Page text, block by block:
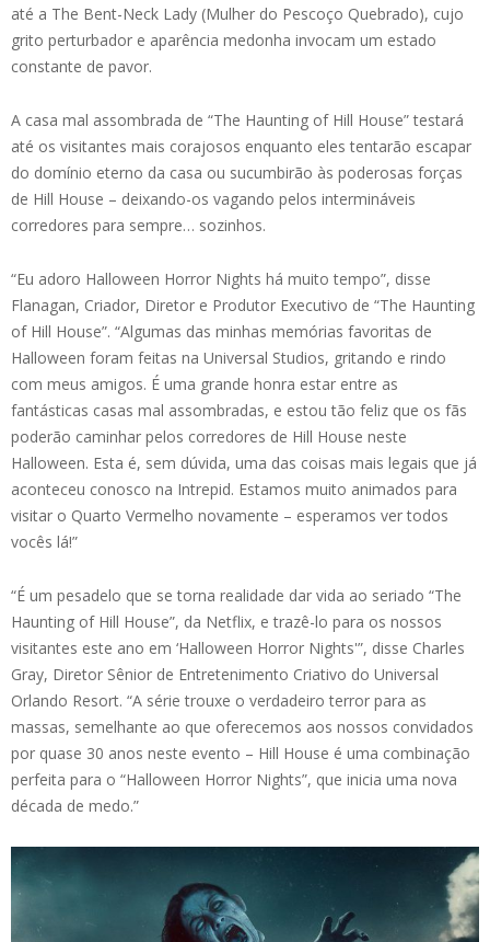
até a The Bent-Neck Lady (Mulher do Pescoço Quebrado), cujo
grito perturbador e aparência medonha invocam um estado
constante de pavor.
A casa mal assombrada de “The Haunting of Hill House” testará
até os visitantes mais corajosos enquanto eles tentarão escapar
do domínio eterno da casa ou sucumbirão às poderosas forças
de Hill House – deixando-os vagando pelos intermináveis
corredores para sempre… sozinhos.
“Eu adoro Halloween Horror Nights há muito tempo”, disse
Flanagan, Criador, Diretor e Produtor Executivo de “The Haunting
of Hill House”. “Algumas das minhas memórias favoritas de
Halloween foram feitas na Universal Studios, gritando e rindo
com meus amigos. É uma grande honra estar entre as
fantásticas casas mal assombradas, e estou tão feliz que os fãs
poderão caminhar pelos corredores de Hill House neste
Halloween. Esta é, sem dúvida, uma das coisas mais legais que já
aconteceu conosco na Intrepid. Estamos muito animados para
visitar o Quarto Vermelho novamente – esperamos ver todos
vocês lá!”
“É um pesadelo que se torna realidade dar vida ao seriado “The
Haunting of Hill House”, da Netflix, e trazê-lo para os nossos
visitantes este ano em ‘Halloween Horror Nights'”, disse Charles
Gray, Diretor Sênior de Entretenimento Criativo do Universal
Orlando Resort. “A série trouxe o verdadeiro terror para as
massas, semelhante ao que oferecemos aos nossos convidados
por quase 30 anos neste evento – Hill House é uma combinação
perfeita para o “Halloween Horror Nights”, que inicia uma nova
década de medo.”